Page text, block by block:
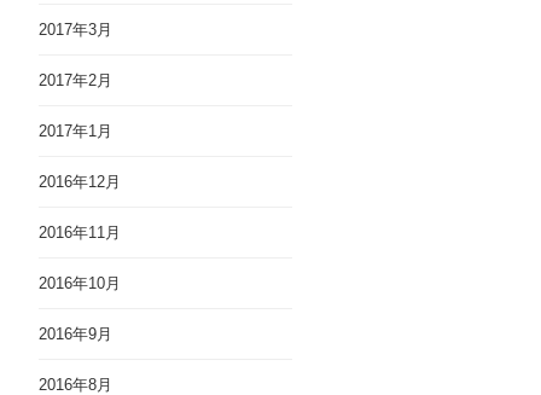
2017年3月
2017年2月
2017年1月
2016年12月
2016年11月
2016年10月
2016年9月
2016年8月